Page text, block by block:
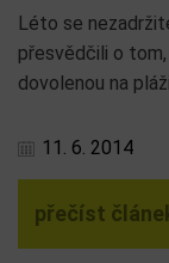
Léto se
přesvědčili o
dovolenou na
11. 6. 2014
přečíst